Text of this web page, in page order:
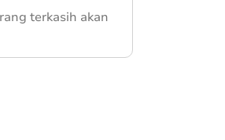
terkasih akan